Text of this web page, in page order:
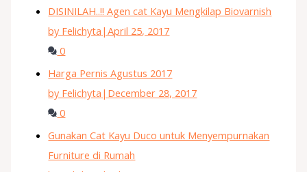
DISINILAH..!! Agen cat Kayu Mengkilap Biovarnish
by Felichyta |April 25, 2017
0
Harga Pernis Agustus 2017
by Felichyta | December 28, 2017
0
Gunakan Cat Kayu Duco untuk Menyempurnakan
Furniture di Rumah